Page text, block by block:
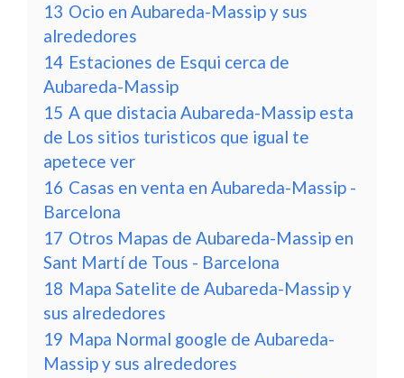
13 Ocio en Aubareda-Massip y sus
alrededores
14 Estaciones de Esqui cerca de
Aubareda-Massip
15 A que distacia Aubareda-Massip esta
de Los sitios turisticos que igual te
apetece ver
16 Casas en venta en Aubareda-Massip -
Barcelona
17 Otros Mapas de Aubareda-Massip en
Sant Martí de Tous - Barcelona
18 Mapa Satelite de Aubareda-Massip y
sus alrededores
19 Mapa Normal google de Aubareda-
Massip y sus alrededores